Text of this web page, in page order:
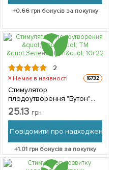
+0.66 грн бонусів за покупку
2
Немає в наявності 16732
Стимулятор
плодоутворення "Бутон"
ТМ "Зелений Щит" 10г
25.13 грн
Повідомити про надходження
+1.01 грн бонусів за покупку